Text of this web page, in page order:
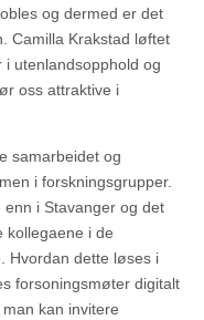
og dermed er det
Camilla Krakstad løftet
utenlandsopphold og
oss attraktive i
samarbeidet og
i forskningsgrupper.
i Stavanger og det
kollegaene i de
Hvordan dette løses i
forsoningsmøter digitalt
kan invitere